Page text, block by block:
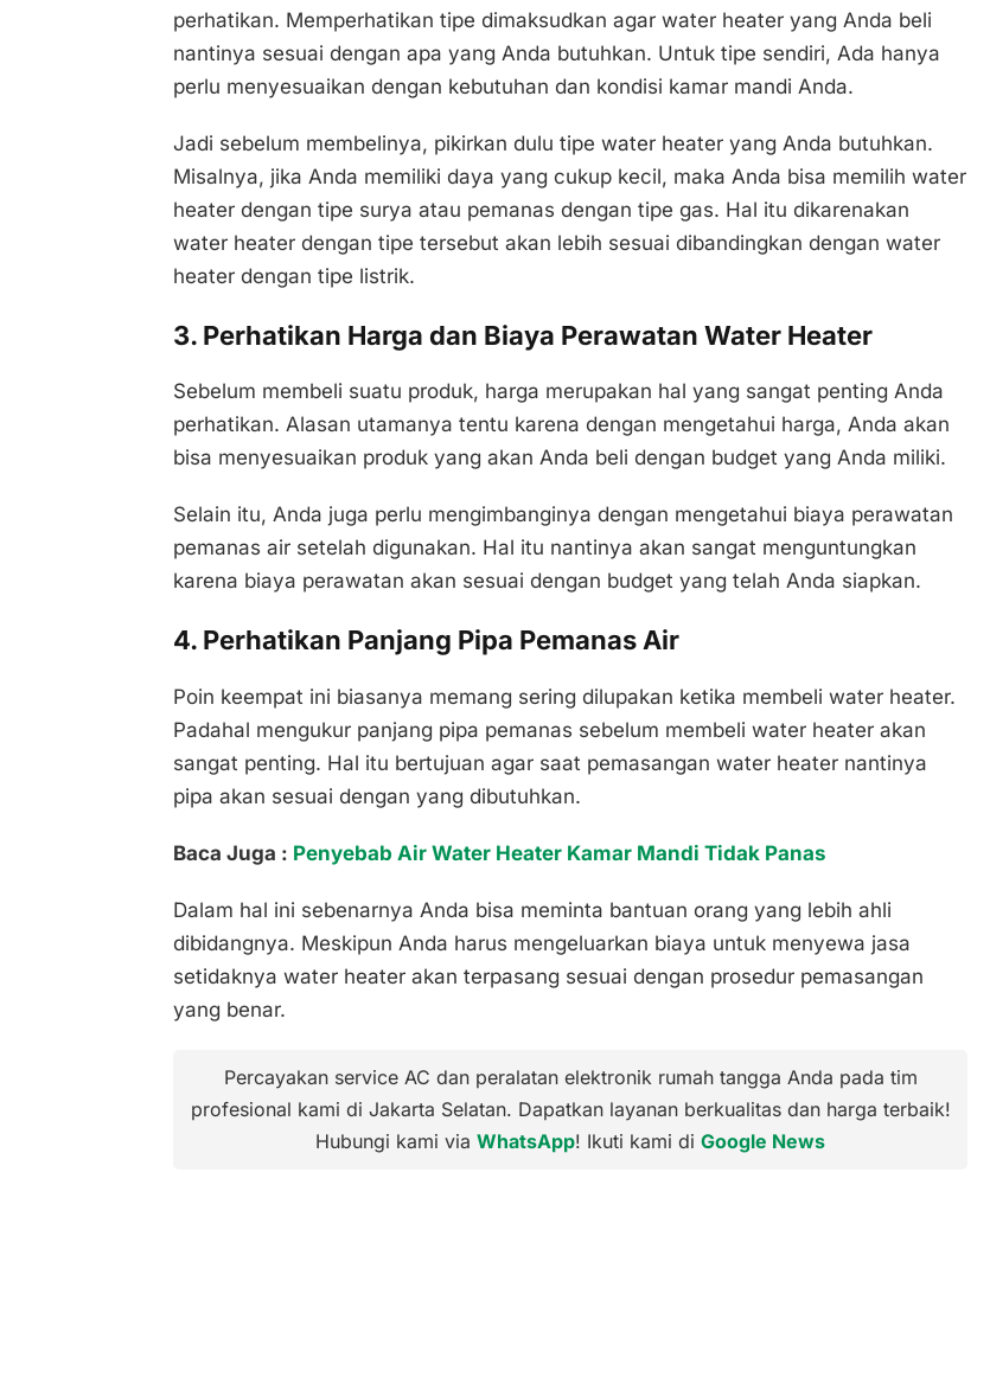
perhatikan. Memperhatikan tipe dimaksudkan agar water heater yang Anda beli
nantinya sesuai dengan apa yang Anda butuhkan. Untuk tipe sendiri, Ada hanya
perlu menyesuaikan dengan kebutuhan dan kondisi kamar mandi Anda.
Jadi sebelum membelinya, pikirkan dulu tipe water heater yang Anda butuhkan.
Misalnya, jika Anda memiliki daya yang cukup kecil, maka Anda bisa memilih water
heater dengan tipe surya atau pemanas dengan tipe gas. Hal itu dikarenakan
water heater dengan tipe tersebut akan lebih sesuai dibandingkan dengan water
heater dengan tipe listrik.
3. Perhatikan Harga dan Biaya Perawatan Water Heater
Sebelum membeli suatu produk, harga merupakan hal yang sangat penting Anda
perhatikan. Alasan utamanya tentu karena dengan mengetahui harga, Anda akan
bisa menyesuaikan produk yang akan Anda beli dengan budget yang Anda miliki.
Selain itu, Anda juga perlu mengimbanginya dengan mengetahui biaya perawatan
pemanas air setelah digunakan. Hal itu nantinya akan sangat menguntungkan
karena biaya perawatan akan sesuai dengan budget yang telah Anda siapkan.
4. Perhatikan Panjang Pipa Pemanas Air
Poin keempat ini biasanya memang sering dilupakan ketika membeli water heater.
Padahal mengukur panjang pipa pemanas sebelum membeli water heater akan
sangat penting. Hal itu bertujuan agar saat pemasangan water heater nantinya
pipa akan sesuai dengan yang dibutuhkan.
Baca Juga : Penyebab Air Water Heater Kamar Mandi Tidak Panas
Dalam hal ini sebenarnya Anda bisa meminta bantuan orang yang lebih ahli
dibidangnya. Meskipun Anda harus mengeluarkan biaya untuk menyewa jasa
setidaknya water heater akan terpasang sesuai dengan prosedur pemasangan
yang benar.
Percayakan service AC dan peralatan elektronik rumah tangga Anda pada tim
profesional kami di Jakarta Selatan. Dapatkan layanan berkualitas dan harga terbaik!
Hubungi kami via WhatsApp! Ikuti kami di Google News